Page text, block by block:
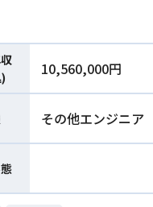
10,560,000円
その他エンジニア